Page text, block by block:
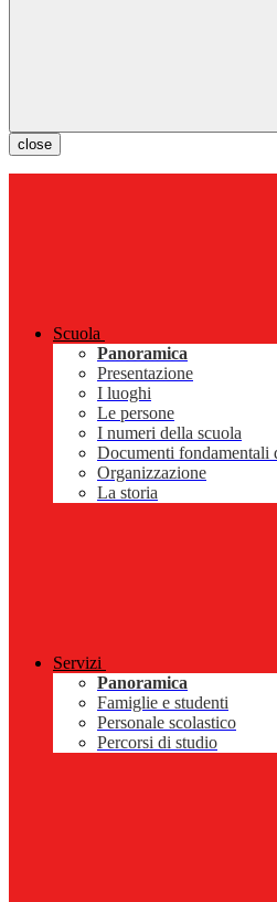
close
Scuola
Panoramica
Presentazione
I luoghi
Le persone
I numeri della scuola
Documenti fondamentali
Organizzazione
La storia
Servizi
Panoramica
Famiglie e studenti
Personale scolastico
Percorsi di studio